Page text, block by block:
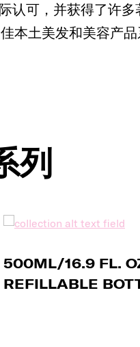
认可，并获得了许
本土美发和美容产
列
500ML/16.9 FL.
REFILLABLE